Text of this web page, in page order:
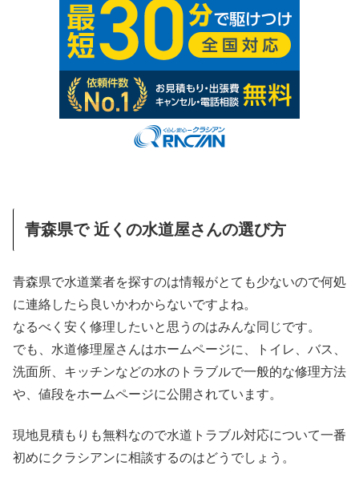
青森県で 近くの水道屋さんの選び方
青森県で水道業者を探すのは情報がとても少ないので何処
に連絡したら良いかわからないですよね。
なるべく安く修理したいと思うのはみんな同じです。
でも、水道修理屋さんはホームページに、トイレ、バス、
洗面所、キッチンなどの水のトラブルで一般的な修理方法
や、値段をホームページに公開されています。
現地見積もりも無料なので水道トラブル対応について一番
初めにクラシアンに相談するのはどうでしょう。